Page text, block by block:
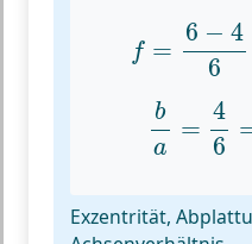
f =
6 − 4
6
6 6
b
a
=
4
6
4
Exzentrität,